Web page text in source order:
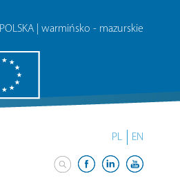
POLSKA | warmińsko - mazurskie
PL EN